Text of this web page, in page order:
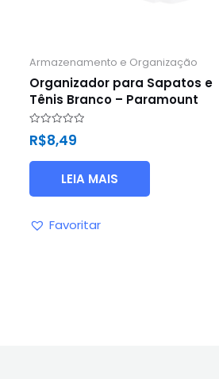
Armazenamento e Organização
Organizador para Sapatos e
Tênis Branco – Paramount
Avaliação
0
5
R$8,49
LEIA MAIS
Favoritar